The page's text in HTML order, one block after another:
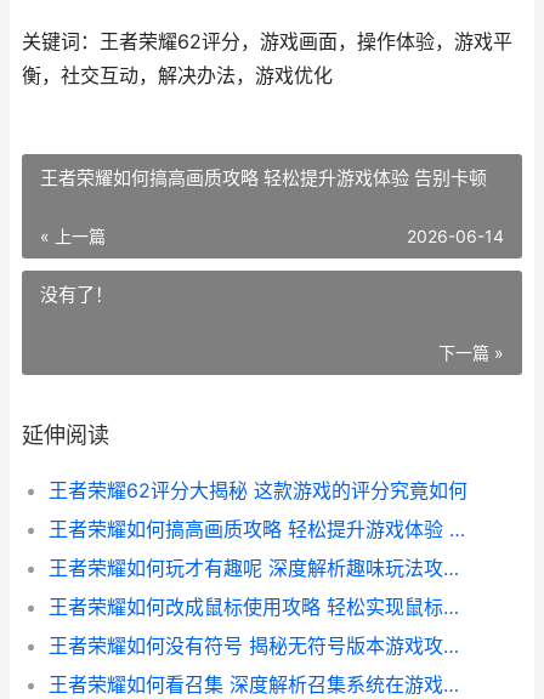
关键词：王者荣耀62评分，游戏画面，操作体验，游戏平
衡，社交互动，解决办法，游戏优化
王者荣耀如何搞高画质攻略 轻松提升游戏体验 告别卡顿
« 上一篇 2026-06-14
没有了！
下一篇 »
延伸阅读
王者荣耀62评分大揭秘 这款游戏的评分究竟如何
王者荣耀如何搞高画质攻略 轻松提升游戏体验 告别卡顿
王者荣耀如何玩才有趣呢 深度解析趣味玩法攻略与技巧
王者荣耀如何改成鼠标使用攻略 轻松实现鼠标操作体验
王者荣耀如何没有符号 揭秘无符号版本游戏攻略与下载方法
王者荣耀如何看召集 深度解析召集系统在游戏中的应用与策略